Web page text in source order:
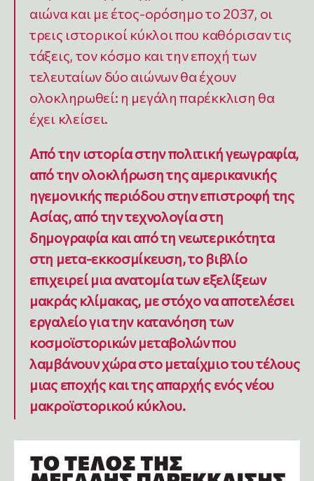
αιώνα και με έτος-ορόσημο το 2037, οι
τρεις ιστορικοί κύκλοι που καθόρισαν τις
τάξεις, τον κόσμο και την εποχή των
τελευταίων δύο αιώνων θα έχουν
ολοκληρωθεί: η μεγάλη παρέκκλιση θα
έχει κλείσει.
Από την ιστορία στην πολιτική γεωγραφία,
από την ολοκλήρωση της αμερικανικής
ηγεμονικής περιόδου στην επιστροφή της
Ασίας, από την τεχνολογία στη
δημογραφία και από τη νεωτερικότητα
στη μετα-εκκοσμίκευση, το βιβλίο
επιχειρεί μια ανατομία των εξελίξεων
μακράς κλίμακας, με στόχο να αποτελέσει
εργαλείο για την κατανόηση των
κοσμοϊστορικών μεταβολών που
λαμβάνουν χώρα στο μεταίχμιο του τέλους
μιας εποχής και της απαρχής ενός νέου
μακροϊστορικού κύκλου.